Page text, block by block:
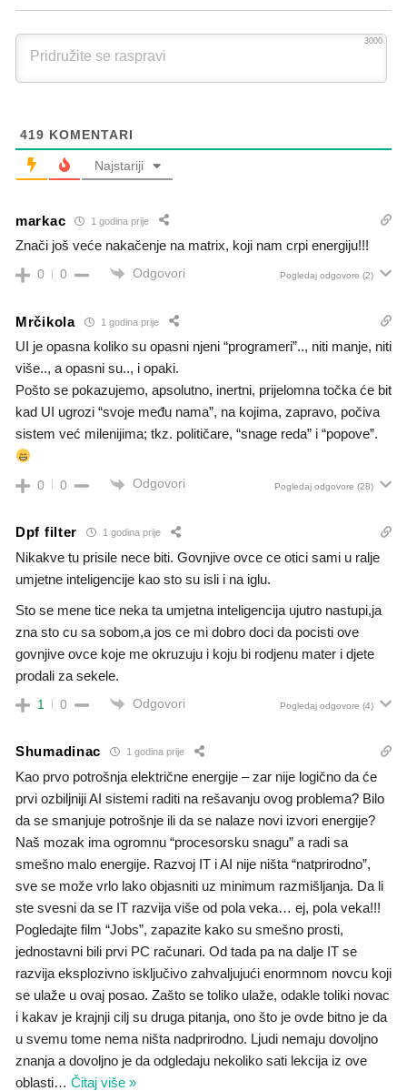
3000
419 KOMENTARI
Najstariji
markac 1 godina prije
Znači još veće nakačenje na matrix, koji nam crpi energiju!!!
0 0 Odgovori Pogledaj odgovore (2)
Mrčikola 1 godina prije
UI je opasna koliko su opasni njeni “programeri”.., niti manje, niti
više.., a opasni su.., i opaki.
Pošto se pokazujemo, apsolutno, inertni, prijelomna točka će bit
kad UI ugrozi “svoje među nama”, na kojima, zapravo, počiva
sistem već milenijima; tkz. političare, “snage reda” i “popove”.
0 0 Odgovori Pogledaj odgovore (28)
Dpf filter 1 godina prije
Nikakve tu prisile nece biti. Govnjive ovce ce otici sami u ralje
umjetne inteligencije kao sto su isli i na iglu.
Sto se mene tice neka ta umjetna inteligencija ujutro nastupi,ja
zna sto cu sa sobom,a jos ce mi dobro doci da pocisti ove
govnjive ovce koje me okruzuju i koju bi rodjenu mater i djete
prodali za sekele.
1 0 Odgovori Pogledaj odgovore (4)
Shumadinac 1 godina prije
Kao prvo potrošnja električne energije – zar nije logično da će
prvi ozbiljniji AI sistemi raditi na rešavanju ovog problema? Bilo
da se smanjuje potrošnje ili da se nalaze novi izvori energije?
Naš mozak ima ogromnu “procesorsku snagu” a radi sa
smešno malo energije. Razvoj IT i AI nije ništa “natprirodno”,
sve se može vrlo lako objasniti uz minimum razmišljanja. Da li
ste svesni da se IT razvija više od pola veka… ej, pola veka!!!
Pogledajte film “Jobs”, zapazite kako su smešno prosti,
jednostavni bili prvi PC računari. Od tada pa na dalje IT se
razvija eksplozivno isključivo zahvaljujući enormnom novcu koji
se ulaže u ovaj posao. Zašto se toliko ulaže, odakle toliki novac
i kakav je krajnji cilj su druga pitanja, ono što je ovde bitno je da
u svemu tome nema ništa nadprirodno. Ljudi nemaju dovoljno
znanja a dovoljno je da odgledaju nekoliko sati lekcija iz ove
oblasti… Čitaj više »